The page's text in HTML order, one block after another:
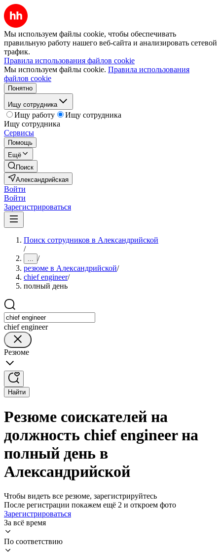
Мы используем файлы cookie, чтобы обеспечивать
правильную работу нашего веб-сайта и анализировать сетевой
трафик.
Правила использования файлов cookie
Мы используем файлы cookie. Правила использования
файлов cookie
Понятно
Ищу сотрудника
Ищу работу
Ищу сотрудника
Ищу сотрудника
Сервисы
Помощь
Ещё
Поиск
Александрийская
Войти
Войти
Зарегистрироваться
Поиск сотрудников в Александрийской
/
... /
резюме в Александрийской/
chief engineer/
полный день
chief engineer
Резюме
Найти
Резюме соискателей на
должность chief engineer на
полный день в
Александрийской
Чтобы видеть все резюме, зарегистрируйтесь
После регистрации покажем ещё 2 и откроем фото
Зарегистрироваться
За всё время
По соответствию